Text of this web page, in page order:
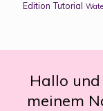
Edition Tutorial
Hallo
meinem